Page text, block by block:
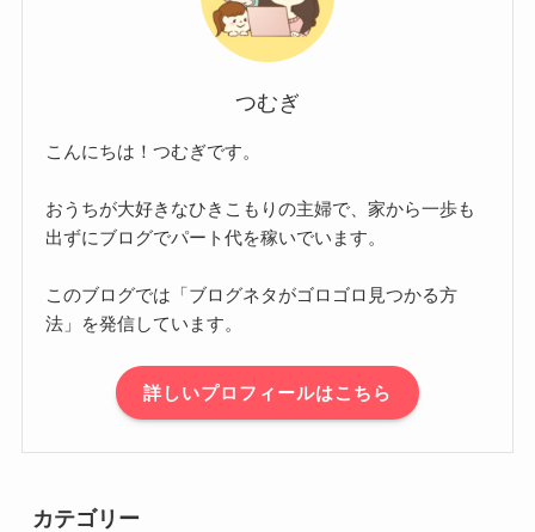
つむぎ
こんにちは！つむぎです。
おうちが大好きなひきこもりの主婦で、家から一歩も
出ずにブログでパート代を稼いでいます。
このブログでは「ブログネタがゴロゴロ見つかる方
法」を発信しています。
詳しいプロフィールはこちら
カテゴリー